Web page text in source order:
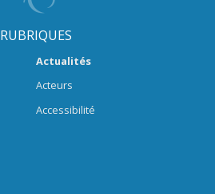
RUBRIQUES
Actualités
Acteurs
Accessibilité